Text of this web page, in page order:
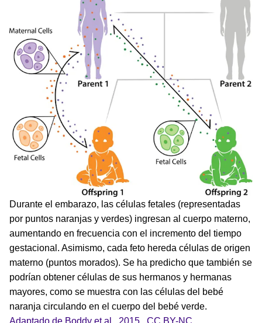
Durante el embarazo, las células fetales (representadas
por puntos naranjas y verdes) ingresan al cuerpo materno,
aumentando en frecuencia con el incremento del tiempo
gestacional. Asimismo, cada feto hereda células de origen
materno (puntos morados). Se ha predicho que también se
podrían obtener células de sus hermanos y hermanas
mayores, como se muestra con las células del bebé
naranja circulando en el cuerpo del bebé verde.